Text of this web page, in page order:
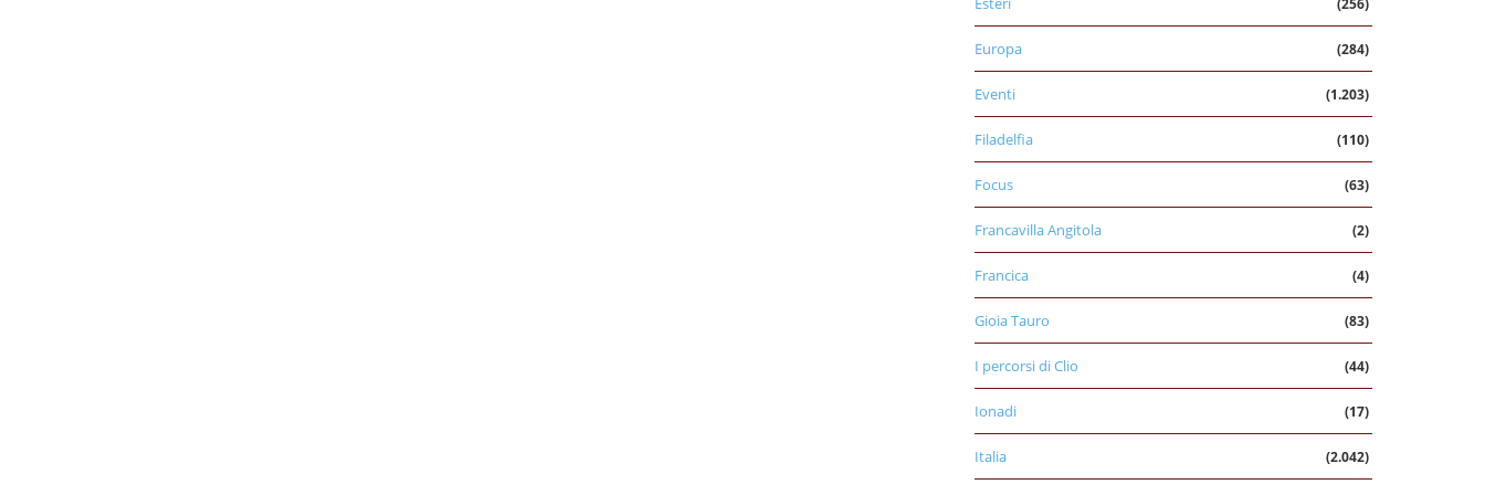
(256)
Europa (284)
Eventi (1.203)
Filadelfia (110)
Focus (63)
Francavilla Angitola (2)
Francica (4)
Gioia Tauro (83)
I percorsi di Clio (44)
Ionadi (17)
Italia (2.042)